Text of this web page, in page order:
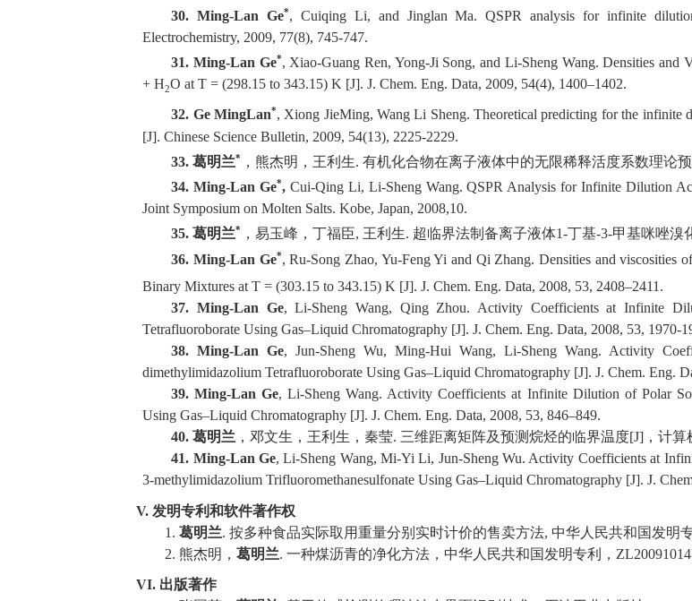
30.Ming-Lan Ge*, Cuiqing Li, and Jinglan Ma. QSPR analysis for infinite
Electrochemistry, 2009, 77(8), 745-747.
31. Ming-Lan Ge*, Xiao-Guang Ren, Yong-Ji Song, and Li-Sheng Wang. Densities
+ H2O at T = (298.15 to 343.15) K [J].J. Chem. Eng. Data, 2009, 54(4), 1400–1402.
32. Ge MingLan*, Xiong JieMing, Wang Li Sheng. Theoretical predicting for the infinite
[J].Chinese Science Bulletin, 2009, 54(13), 2225-2229.
33.葛明兰* ，熊杰明，王利生.有机化合物在离子液体中的无限稀释活度系数理论预
34.Ming-Lan Ge*,Cui-Qing Li, Li-Sheng Wang. QSPR Analysis for Infinite Dilution
Joint Symposium on Molten Salts. Kobe, Japan, 2008,10.
35.葛明兰* ，易玉峰，丁福臣,王利生. 超临界法制备离子液体1-丁基-3-甲基咪唑溴
36. Ming-Lan Ge*, Ru-Song Zhao, Yu-Feng Yi and Qi Zhang. Densities and
Binary Mixtures at T = (303.15 to 343.15) K [J].J. Chem. Eng. Data, 2008, 53, 2408–2411.
37. Ming-Lan Ge, Li-Sheng Wang, Qing Zhou. Activity Coefficients at Infinite
Tetrafluoroborate Using Gas–Liquid Chromatography [J].J. Chem. Eng. Data, 2008, 53, 1970-
38.Ming-Lan Ge, Jun-Sheng Wu, Ming-Hui Wang, Li-Sheng Wang. Activity
dimethylimidazolium Tetrafluoroborate Using Gas–Liquid Chromatography [J].J. Chem. Eng.
39.Ming-Lan Ge, Li-Sheng Wang. Activity Coefficients at Infinite Dilution of Polar
Using Gas–Liquid Chromatography [J].J. Chem. Eng. Data, 2008, 53, 846–849.
40.葛明兰 ，邓文生，王利生，秦莹. 三维距离矩阵及预测烷烃的临界温度[J] ，计
41. Ming-Lan Ge, Li-Sheng Wang, Mi-Yi Li, Jun-Sheng Wu. Activity Coefficients at
3-methylimidazolium Trifluoromethanesulfonate Using Gas–Liquid Chromatography [J]. J.
V. 发明专利和软件著作权
1. 葛明兰. 按多种食品实际取用重量分别实时计价的售卖方法, 中华人民共和国发明
2. 熊杰明， 葛明兰. 一种煤沥青的净化方法， 中华人民共和国 发明专利，
VI. 出版著作